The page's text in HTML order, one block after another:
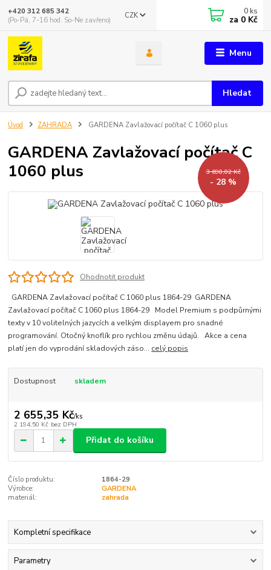
Menu
CZK
Hledat
+420 312 685 342
(Po-Pá, 7-16 hod. So-Ne zavřeno)
0 ks
za 0 Kč
Úvod ZAHRADA GARDENA Zavlažovací počítač C 1060 plus
GARDENA Zavlažovací počítač C
1060 plus
3 690,02 Kč
- 28 %
Ohodnotit produkt
GARDENA Zavlažovací počítač C 1060 plus 1864-29 GARDENA
Zavlažovací počítač C 1060 plus 1864-29 Model Premium s podpůrnými
texty v 10 volitelných jazycích a velkým displayem pro snadné
programování. Otočný knoflík pro rychlou změnu údajů. Akce a cena
platí jen do vyprodání skladových záso... celý popis
Dostupnost skladem
2 655,35 Kč/ks
2 194,50 Kč bez DPH
Přidat do košíku
Číslo produktu:
1864-29
Výrobce:
GARDENA
materiál:
zahrada
Kompletní specifikace
Parametry